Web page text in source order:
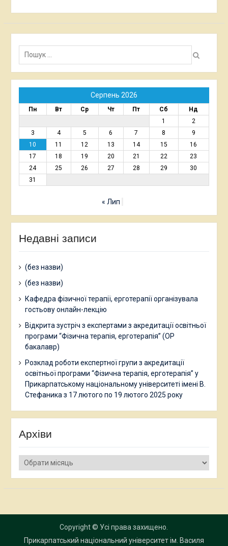
Пошук:
Серпень 2026
Пн Вт Ср Чт Пт Сб
Нд
1
2
3
4 5 6 7 8
9
10
11 12 13 14 15
16
17
18 19 20 21 22
23
24
25 26 27 28 29
30
31
« Лип
Недавні записи
(без назви)
(без назви)
Кафедра фізичної терапії, ерготерапії організувала
гостьову онлайн-лекцію
Відкрита зустріч з експертами з акредитації освітньої
програми “Фізична терапія, ерготерапія” (ОР
бакалавр)
Розклад роботи експертної групи з акредитації
освітньої програми “Фізична терапія, ерготерапія” у
Прикарпатському національному університеті імені В.
Стефаника з 17 лютого по 19 лютого 2025 року
Архіви
Архіви
Copyright © Усі права захищено.
Прикарпатський національний університет ім. Василя